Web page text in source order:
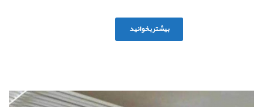
بیشتر بخوانید